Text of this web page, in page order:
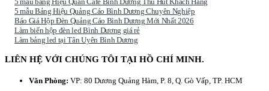
5 mẫu Bảng Hiệu Quảng Cáo Bình Dương Chuyên Nghiệp
Báo Giá Hộp Đèn Quảng Cáo Bình Dương Mới Nhất 2026
Làm biển hộp đèn led Bình Dương giá rẻ
Làm bảng led tại Tân Uyên Bình Dương
LIÊN HỆ VỚI CHÚNG TÔI TẠI HỒ CHÍ MINH.
Văn Phòng: VP: 80 Dương Quảng Hàm, P. 8, Q. Gò Vấp, TP. HCM